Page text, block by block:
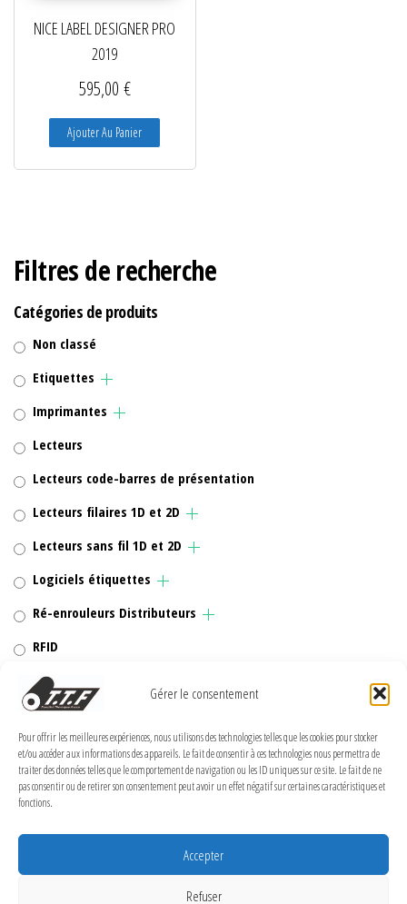
Gérer le consentement
Pour offrir les meilleures expériences, nous utilisons des technologies telles que les cookies pour stocker
et/ou accéder aux informations des appareils. Le fait de consentir à ces technologies nous permettra de
traiter des données telles que le comportement de navigation ou les ID uniques sur ce site. Le fait de ne
pas consentir ou de retirer son consentement peut avoir un effet négatif sur certaines caractéristiques et
fonctions.
Accepter
Refuser
NICE LABEL DESIGNER PRO
2019
595,00 €
Ajouter Au Panier
Filtres de recherche
Catégories de produits
Non classé
Etiquettes
Imprimantes
Lecteurs
Lecteurs code-barres de présentation
Lecteurs filaires 1D et 2D
Lecteurs sans fil 1D et 2D
Logiciels étiquettes
Ré-enrouleurs Distributeurs
RFID
Rubans transfert thermique
Têtes d'impression
Politique de cookies (UE)